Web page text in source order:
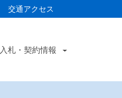
交通アクセス
入札・契約情報